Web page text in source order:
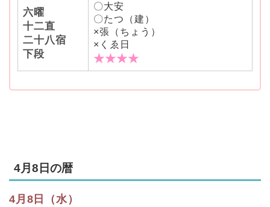
六曜
十二直
二十八宿
下段
〇大安
〇たつ（建）
×張（ちょう）
×くゑ日
★★★★
4月8日の暦
4月8日（水）